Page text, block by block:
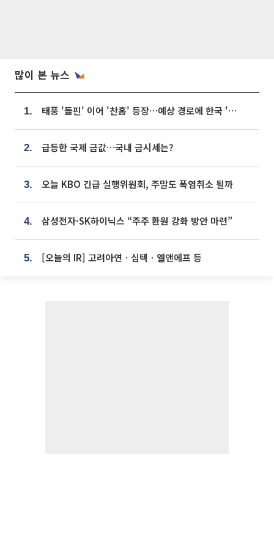
많이 본 뉴스
1. 태풍 '돌핀' 이어 '찬홈' 등장…예상 경로에 한국 '한숨'
2. 급등한 국제 금값…국내 금시세는?
3. 오늘 KBO 긴급 실행위원회, 주말도 폭염취소 될까
4. 삼성전자·SK하이닉스 “주주 환원 강화 방안 마련”
5. [오늘의 IR] 고려아연ㆍ심텍ㆍ엘앤에프 등